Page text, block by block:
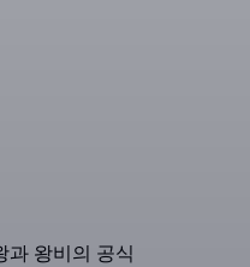
과 왕비의 공식